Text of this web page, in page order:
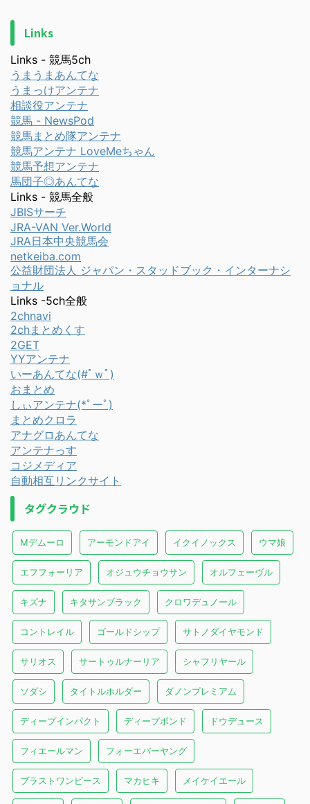
Links
Links - 競馬5ch
うまうまあんてな
うまっけアンテナ
相談役アンテナ
競馬 - NewsPod
競馬まとめ隊アンテナ
競馬アンテナ LoveMeちゃん
競馬予想アンテナ
馬団子◎あんてな
Links - 競馬全般
JBISサーチ
JRA-VAN Ver.World
JRA日本中央競馬会
netkeiba.com
公益財団法人 ジャパン・スタッドブック・インターナシ
ョナル
Links -5ch全般
2chnavi
2chまとめくす
2GET
YYアンテナ
いーあんてな(#ﾟｗﾟ)
おまとめ
しぃアンテナ(*ﾟーﾟ)
まとめクロラ
アナグロあんてな
アンテナっす
コジメディア
自動相互リンクサイト
タグクラウド
Mデムーロ アーモンドアイ イクイノックス ウマ娘
エフフォーリア オジュウチョウサン オルフェーヴル
キズナ キタサンブラック クロワデュノール
コントレイル ゴールドシップ サトノダイヤモンド
サリオス サートゥルナーリア シャフリヤール
ソダシ タイトルホルダー ダノンプレミアム
ディープインパクト ディープボンド ドウデュース
フィエールマン フォーエバーヤング
ブラストワンピース マカヒキ メイケイエール